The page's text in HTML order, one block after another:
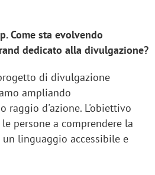
Come sta evolvendo
dedicato alla divulgazione?
di divulgazione
ampliando
raggio d'azione. L'obiettivo
persone a comprendere la
linguaggio accessibile e